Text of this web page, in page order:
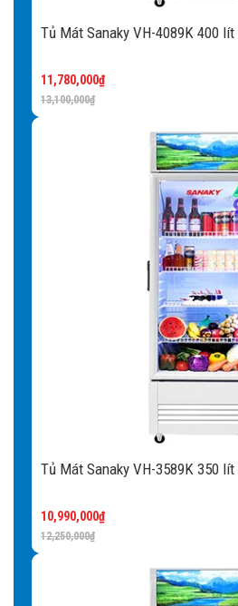
Tủ Mát Sanaky VH-4089K 400 lít
13,100,000₫
11,780,000₫
Tủ Mát Sanaky VH-3589K 350 lít
12,250,000₫
10,990,000₫